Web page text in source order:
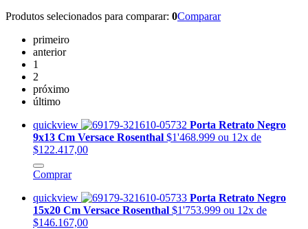
Produtos selecionados para comparar: 0Comparar
primeiro
anterior
1
2
próximo
último
quickview
Porta Retrato Negro
9x13 Cm Versace Rosenthal $1'468.999 ou 12x de
$122.417,00
Comprar
quickview
Porta Retrato Negro
15x20 Cm Versace Rosenthal $1'753.999 ou 12x de
$146.167,00